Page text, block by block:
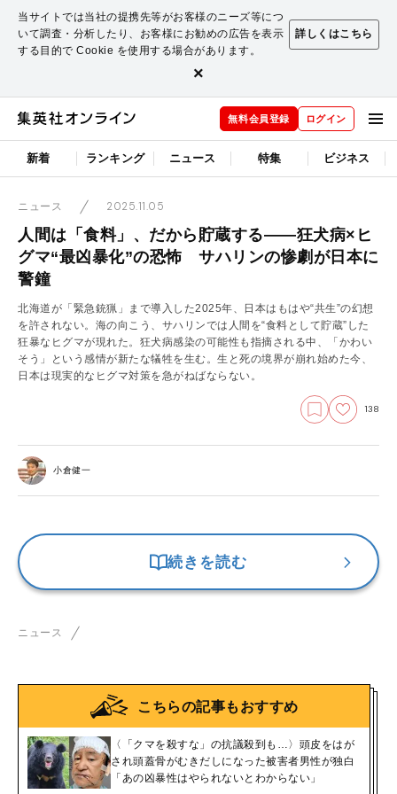
当サイトでは当社の提携先等がお客様のニーズ等につ
いて調査・分析したり、お客様にお勧めの広告を表示
する目的で Cookie を使用する場合があります。
詳しくはこちら
×
無料会員登録 ログイン
新着 ランキング ニュース 特集 ビジネス
ニュース 2025.11.05
人間は「食料」、だから貯蔵する――狂犬病×ヒ
グマ“最凶暴化”の恐怖 サハリンの惨劇が日本に
警鐘
北海道が「緊急銃猟」まで導入した2025年、日本はもはや“共生”の幻想
を許されない。海の向こう、サハリンでは人間を“食料として貯蔵”した
狂暴なヒグマが現れた。狂犬病感染の可能性も指摘される中、「かわい
そう」という感情が新たな犠牲を生む。生と死の境界が崩れ始めた今、
日本は現実的なヒグマ対策を急がねばならない。
138
小倉健一
続きを読む
ニュース
こちらの記事もおすすめ
〈「クマを殺すな」の抗議殺到も…〉頭皮をはが
され頭蓋骨がむきだしになった被害者男性が独白
「あの凶暴性はやられないとわからない」